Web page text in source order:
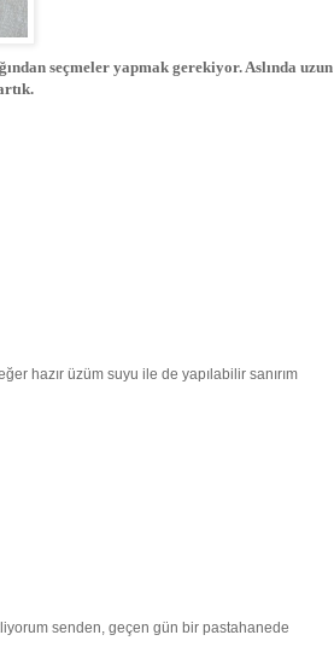
seçmeler yapmak gerekiyor. Aslında uzun
hazır üzüm suyu ile de yapılabilir sanırım
senden, geçen gün bir pastahanede